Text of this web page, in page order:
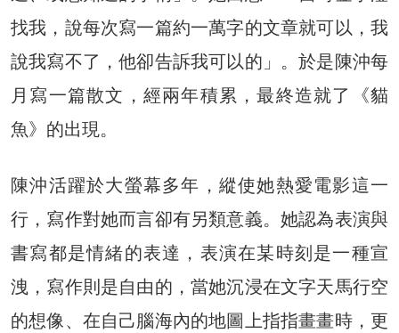
找我，說每次寫一篇約一萬字的文章就可以，我
說我寫不了，他卻告訴我可以的」。於是陳沖每
月寫一篇散文，經兩年積累，最終造就了《貓
魚》的出現。
陳沖活躍於大螢幕多年，縱使她熱愛電影這一
行，寫作對她而言卻有另類意義。她認為表演與
書寫都是情緒的表達，表演在某時刻是一種宣
洩，寫作則是自由的，當她沉浸在文字天馬行空
的想像、在自己腦海內的地圖上指指畫畫時，更